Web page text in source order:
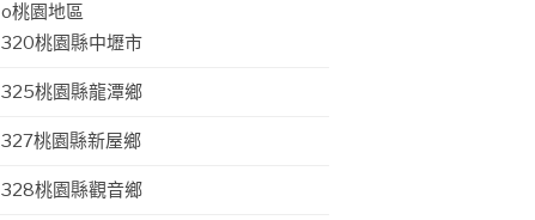
o桃園地區
320桃園縣中壢市
325桃園縣龍潭鄉
327桃園縣新屋鄉
328桃園縣觀音鄉